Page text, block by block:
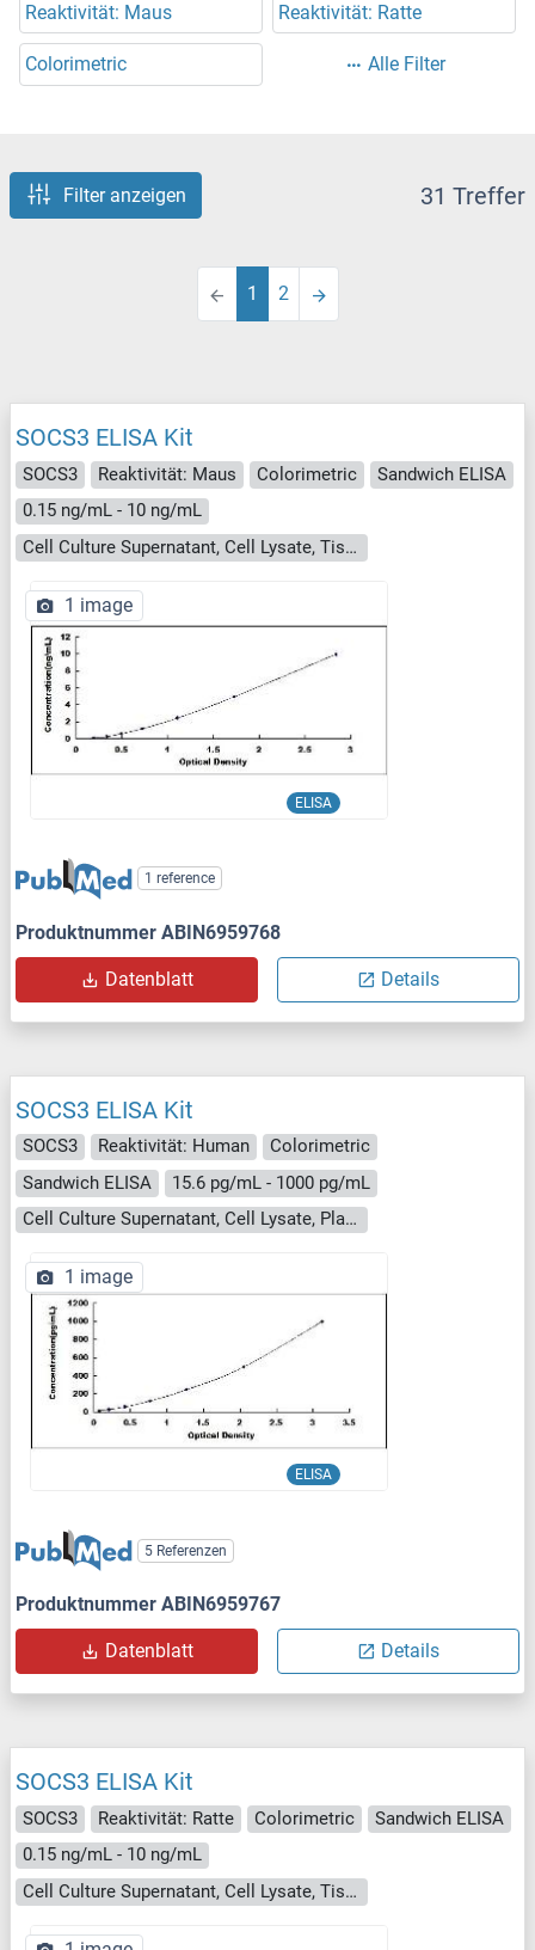
Reaktivität: Maus Reaktivität: Ratte
Colorimetric Alle Filter
Filter anzeigen 31 Treffer
1 2
SOCS3 ELISA Kit
SOCS3 Reaktivität: Maus Colorimetric
Sandwich ELISA
0.15 ng/mL - 10 ng/mL
Cell Culture Supernatant, Cell Lysate, Tissue Homogenate
ELISA
1 image
1 reference
Produktnummer ABIN6959768
Datenblatt Details
SOCS3 ELISA Kit
SOCS3 Reaktivität: Human
Colorimetric
Sandwich ELISA
15.6 pg/mL - 1000 pg/mL
Cell Culture Supernatant, Cell Lysate, Plasma, Serum, Tissue Homogenate
ELISA
1 image
5 Referenzen
Produktnummer ABIN6959767
Datenblatt Details
SOCS3 ELISA Kit
SOCS3 Reaktivität: Ratte Colorimetric
Sandwich ELISA
0.15 ng/mL - 10 ng/mL
Cell Culture Supernatant, Cell Lysate, Tissue Homogenate